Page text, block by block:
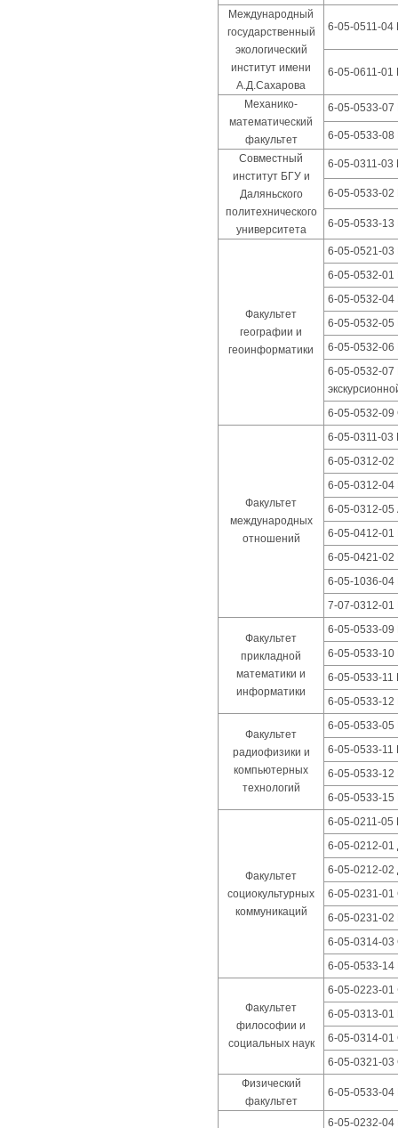
Международный
государственный
экологический
институт имени
А.Д.Сахарова
6-05-0511-04
6-05-0611-01
Механико-
математический
факультет
6-05-0533-07
6-05-0533-08
Совместный
институт БГУ и
Даляньского
политехнического
университета
6-05-0311-03
6-05-0533-02
6-05-0533-13
Факультет
географии и
геоинформатики
6-05-0521-03
6-05-0532-01
6-05-0532-04
6-05-0532-05
6-05-0532-
6-05-0532-07
6-05-0532-09
Факультет
международных
отношений
6-05-0311-03
6-05-0312-
6-05-0312-04
6-05-0312-05
6-05-0412-
6-05-0421-
6-05-1036-04
7-07-0312-01
Факультет
прикладной
математики и
информатики
6-05-0533-09
6-05-0533-10
6-05-0533-11
6-05-0533-12
Факультет
радиофизики и
компьютерных
технологий
6-05-0533-05
6-05-0533-11
6-05-0533-12
6-05-0533-15
Факультет
социокультурных
коммуникаций
6-05-0211-05
6-05-0212-01
6-05-0212-02
6-05-0231-01
6-05-0231-02
6-05-0314-03
6-05-0533-14
Факультет
философии и
социальных наук
6-05-0223-
6-05-0313-01
6-05-0314-01
6-05-0321-03
Физический
факультет
6-05-0533-04
6-05-0232-04